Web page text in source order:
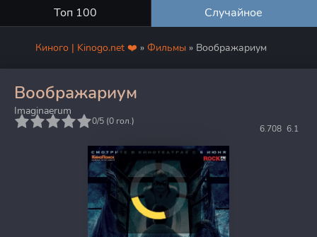
Топ 100
Случайное
Киного | Kinogo.net ❤️ » Фильмы » Воображариум
Воображариум
Imaginaerum
6.708 6.1
0/5 (0 гол.)